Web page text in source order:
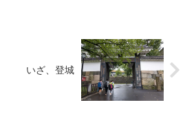
いざ、登城